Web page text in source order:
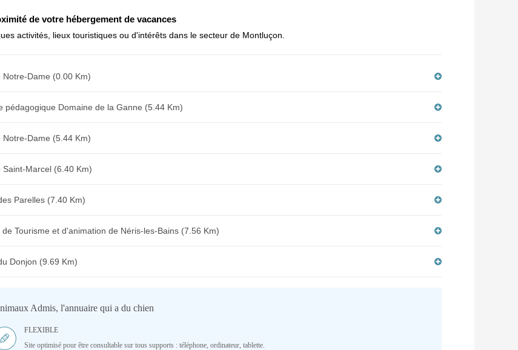
l'établissement :
de votre hébergement de vacances
activités, lieux touristiques ou d'intérêts dans le secteur de Montluçon.
Notre-Dame (0.00 Km)
pédagogique Domaine de la Ganne (5.44 Km)
Notre-Dame (5.44 Km)
Saint-Marcel (6.40 Km)
Parelles (7.40 Km)
de Tourisme et d'animation de Néris-les-Bains (7.56 Km)
Donjon (9.69 Km)
Admis, l'annuaire qui a du chien
FLEXIBLE
Site optimisé pour être consultable sur tous supports : téléphone, ordinateur, tablette.